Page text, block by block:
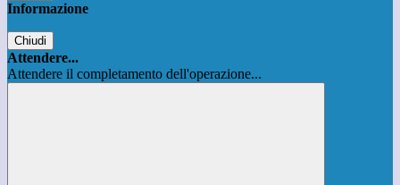
Informazione
Chiudi
Attendere...
Attendere il completamento dell'operazione...